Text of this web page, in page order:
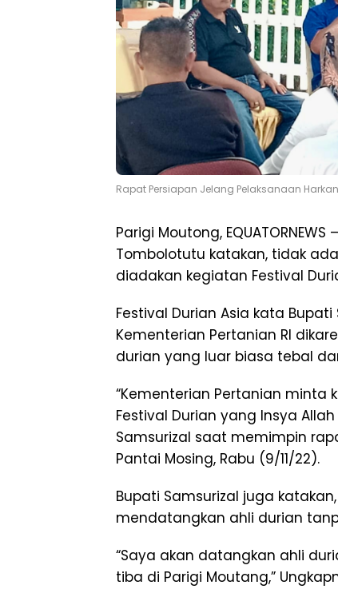
Rapat Persiapan Jelang Pelaksanaan
Parigi Moutong,
Tombolotutu katakan, tidak
diadakan kegiatan Festival
Festival Durian Asia kata
Kementerian Pertanian RI
durian yang luar biasa tebal
“Kementerian Pertanian minta
Festival Durian yang Insya
Samsurizal saat memimpin
Pantai Mosing, Rabu (9/11/22).
Bupati Samsurizal juga
mendatangkan ahli durian
“Saya akan datangkan ahli
tiba di Parigi Moutang,”